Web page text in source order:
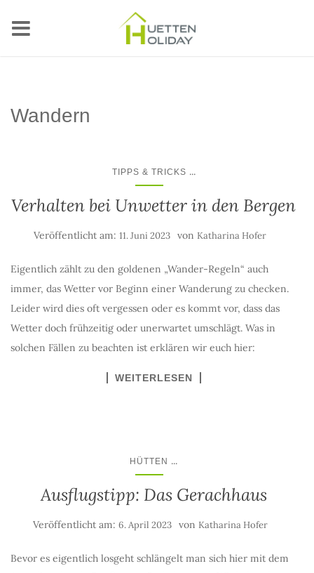
Wandern
TIPPS & TRICKS ...
Verhalten bei Unwetter in den Bergen
Veröffentlicht am: 11. Juni 2023 von Katharina Hofer
Eigentlich zählt zu den goldenen „Wander-Regeln“ auch
immer, das Wetter vor Beginn einer Wanderung zu checken.
Leider wird dies oft vergessen oder es kommt vor, dass das
Wetter doch frühzeitig oder unerwartet umschlägt. Was in
solchen Fällen zu beachten ist erklären wir euch hier:
WEITERLESEN
HÜTTEN ...
Ausflugstipp: Das Gerachhaus
Veröffentlicht am: 6. April 2023 von Katharina Hofer
Bevor es eigentlich losgeht schlängelt man sich hier mit dem